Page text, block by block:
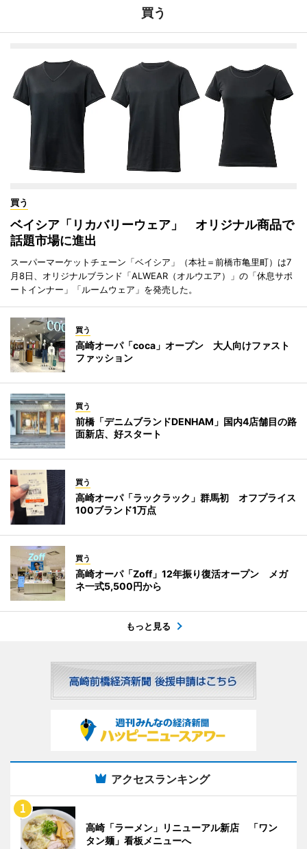
買う
買う
ベイシア「リカバリーウェア」 オリジナル商品で
話題市場に進出
スーパーマーケットチェーン「ベイシア」（本社＝前橋市亀里町）は7
月8日、オリジナルブランド「ALWEAR（オルウエア）」の「休息サポ
ートインナー」「ルームウェア」を発売した。
買う
高崎オーパ「coca」オープン 大人向けファスト
ファッション
買う
前橋「デニムブランドDENHAM」国内4店舗目の路
面新店、好スタート
買う
高崎オーパ「ラックラック」群馬初 オフプライス
100ブランド1万点
買う
高崎オーパ「Zoff」12年振り復活オープン メガ
ネ一式5,500円から
もっと見る
アクセスランキング
高崎「ラーメン」リニューアル新店 「ワン
タン麺」看板メニューへ